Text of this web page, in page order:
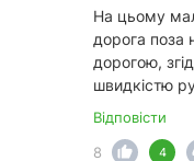
На цьому
дорога поза
дорогою,
швидкістю
Відповісти
8
4